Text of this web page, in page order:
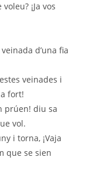
¡Ja vos
d’una fia
veinades i
fort!
prúen! diu sa
vol.
i torna, ¡Vaja
que se sien